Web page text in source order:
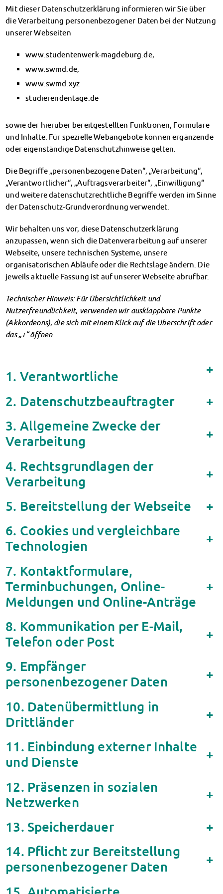
Klimabewusst essen
Mensa-FAQs
CampusCatering
AnsprechpartnerInnen
Wohnen
Wohnheime im Überblick
Wohnheime in Magdeburg
Wohnheime in Wernigerode
MIT einander – FÜR einander
Wohnheimtutoren
Schadensmeldung
Wohnen-FAQ
Dokumente
AnsprechpartnerInnen
Soziales & Beratung
Finanzierungsberatung
Rückerstattung Semesterbeitrag
PsychoSoziale Beratung
Kursangebote
Anmeldung Sonderveranstaltungen
FAQs Soziales & Beratung
Dokumente
Wohnen für Internationals
Kulturförderung
Magdeburger Studierendentage
AnsprechpartnerInnen
Kita CampusKids
Voranmeldung KiTa-Platz
Randzeitenbetreuung
Anmeldung
AnsprechpartnerInnen
Über uns
Infopoints & Beratungscenter
Beratungstermine im Überblick
Unsere Organisation
Verwaltungsrat
Personalrat
Dokumente
Stellenangebote
Impressum
Datenschutzerklärung
Erklärung zur Barrierefreiheit
Mit dieser Datenschutzerklärung informieren wir Sie über
die Verarbeitung personenbezogener Daten bei der Nutzung
unserer Webseiten
www.studentenwerk-magdeburg.de,
www.swmd.de,
www.swmd.xyz
studierendentage.de
sowie der hierüber bereitgestellten Funktionen, Formulare
und Inhalte. Für spezielle Webangebote können ergänzende
oder eigenständige Datenschutzhinweise gelten.
Die Begriffe „personenbezogene Daten“, „Verarbeitung“,
„Verantwortlicher“, „Auftragsverarbeiter“, „Einwilligung“
und weitere datenschutzrechtliche Begriffe werden im Sinne
der Datenschutz-Grundverordnung verwendet.
Wir behalten uns vor, diese Datenschutzerklärung
anzupassen, wenn sich die Datenverarbeitung auf unserer
Webseite, unsere technischen Systeme, unsere
organisatorischen Abläufe oder die Rechtslage ändern. Die
jeweils aktuelle Fassung ist auf unserer Webseite abrufbar.
Technischer Hinweis: Für Übersichtlichkeit und
Nutzerfreundlichkeit, verwenden wir ausklappbare Punkte
(Akkordeons), die sich mit einem Klick auf die Überschrift oder
das „+“ öffnen.
1. Verantwortliche +
2. Datenschutzbeauftragter
+
3. Allgemeine Zwecke der
Verarbeitung
+
4. Rechtsgrundlagen der
Verarbeitung
+
5. Bereitstellung der Webseite
+
6. Cookies und vergleichbare
Technologien
+
7. Kontaktformulare,
Terminbuchungen, Online-
Meldungen und Online-Anträge
+
8. Kommunikation per E-Mail,
Telefon oder Post
+
9. Empfänger
personenbezogener Daten
+
10. Datenübermittlung in
Drittländer
+
11. Einbindung externer Inhalte
und Dienste
+
12. Präsenzen in sozialen
Netzwerken
+
13. Speicherdauer
+
14. Pflicht zur Bereitstellung
personenbezogener Daten
+